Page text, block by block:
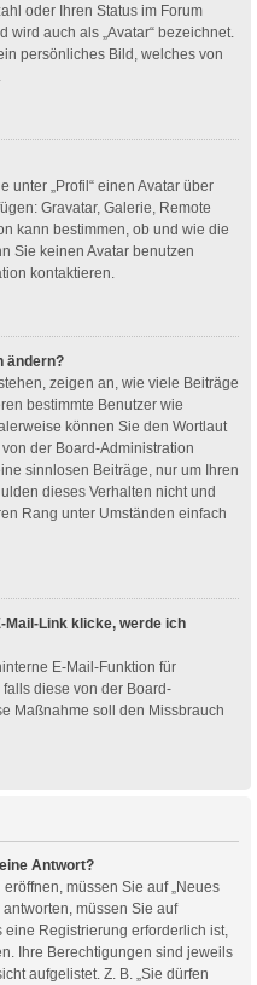
oder Ihren Status im Forum
auch als „Avatar“ bezeichnet.
persönliches Bild, welches von
unter „Profil“ einen Avatar über
Gravatar, Galerie, Remote
kann bestimmen, ob und wie die
Sie keinen Avatar benutzen
kontaktieren.
ändern?
zeigen an, wie viele Beiträge
bestimmte Benutzer wie
können Sie den Wortlaut
der Board-Administration
sinnlosen Beiträge, nur um Ihren
dieses Verhalten nicht und
Rang unter Umständen einfach
Mail-Link klicke, werde ich
E-Mail-Funktion für
diese von der Board-
Maßnahme soll den Missbrauch
Antwort?
müssen Sie auf „Neues
müssen Sie auf
eine Registrierung erforderlich ist,
Ihre Berechtigungen sind jeweils
aufgelistet. Z. B. „Sie dürfen